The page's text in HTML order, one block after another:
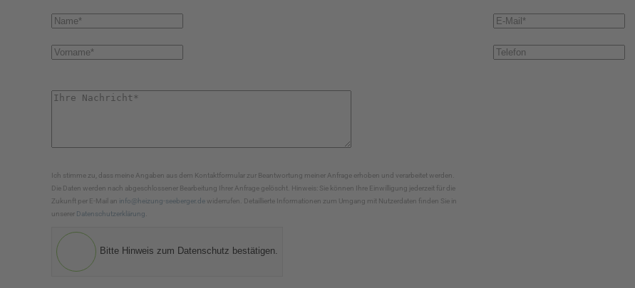
Ich stimme zu, dass meine Angaben aus dem Kontaktformular zur Beantwortung meiner Anfrage erhoben und verarbeitet werden.
Die Daten werden nach abgeschlossener Bearbeitung Ihrer Anfrage gelöscht. Hinweis: Sie können Ihre Einwilligung jederzeit für die
Zukunft per E-Mail an info@heizung-seeberger.de widerrufen. Detaillierte Informationen zum Umgang mit Nutzerdaten finden Sie in
unserer Datenschutzerklärung
Bitte Hinweis zum Datenschutz bestätigen.